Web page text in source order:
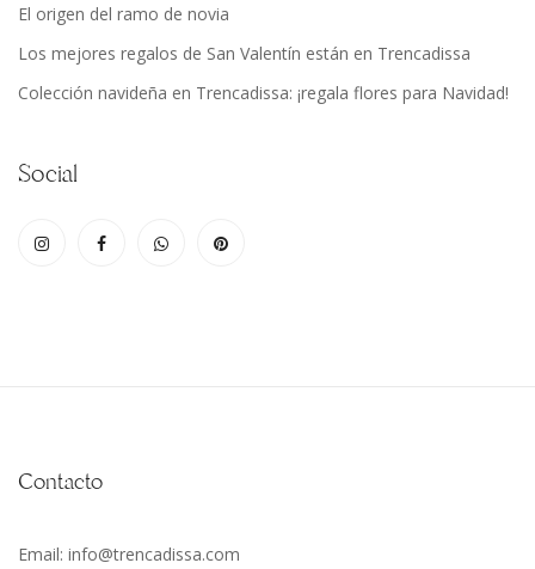
El origen del ramo de novia
Los mejores regalos de San Valentín están en Trencadissa
Colección navideña en Trencadissa: ¡regala flores para Navidad!
Social
Contacto
Email: info@trencadissa.com